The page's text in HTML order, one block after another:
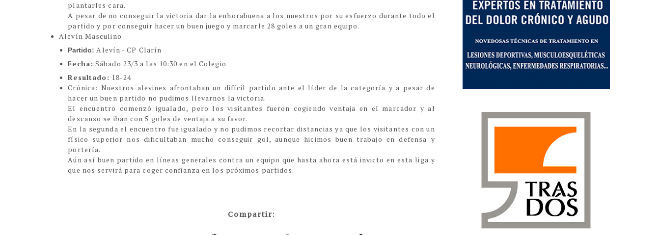
plantarles cara.
A pesar de no conseguir la victoria dar la enhorabuena a los nuestros por su esfuerzo durante todo el
partido y por conseguir hacer un buen juego y marcarle 28 goles a un gran equipo.
Alevín Masculino
Partido: Alevín - CP Clarín
Fecha: Sábado 23/3 a las 10:30 en el Colegio
Resultado: 18-24
Crónica: Nuestros alevines afrontaban un difícil partido ante el líder de la categoría y a pesar de
hacer un buen partido no pudimos llevarnos la victoria.
El encuentro comenzó igualado, pero los visitantes fueron cogiendo ventaja en el marcador y al
descanso se iban con 5 goles de ventaja a su favor.
En la segunda el encuentro fue igualado y no pudimos recortar distancias ya que los visitantes con un
físico superior nos dificultaban mucho conseguir gol, aunque hicimos buen trabajo en defensa y
portería.
Aún así buen partido en líneas generales contra un equipo que hasta ahora está invicto en esta liga y
que nos servirá para coger confianza en los próximos partidos.
Compartir: